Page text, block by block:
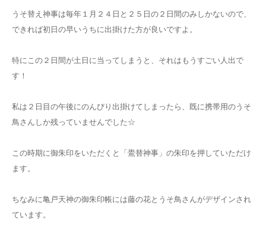
うそ替え神事は毎年１月２４日と２５日の２日間のみしかないので、
できれば初日の早いうちに出掛けた方が良いですよ。
特にこの２日間が土日に当ってしまうと、それはもうすごい人出で
す！
私は２日目の午後にのんびり出掛けてしまったら、既に携帯用のうそ
鳥さんしか残っていませんでした☆
この時期に御朱印をいただくと「鷽替神事」の朱印を押していただけ
ます。
ちなみに亀戸天神の御朱印帳には藤の花とうそ鳥さんがデザインされ
ています。